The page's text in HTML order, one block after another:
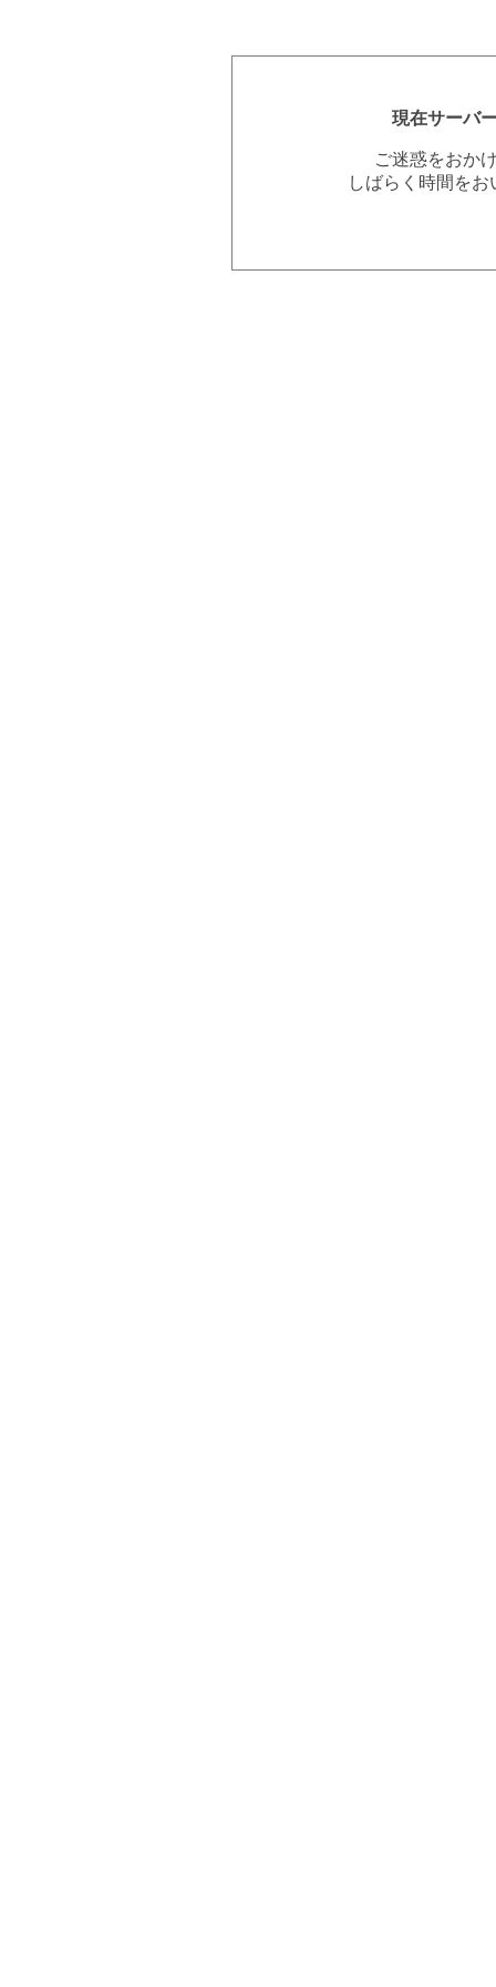
現在サーバ
ご迷惑をおか
しばらく時間を